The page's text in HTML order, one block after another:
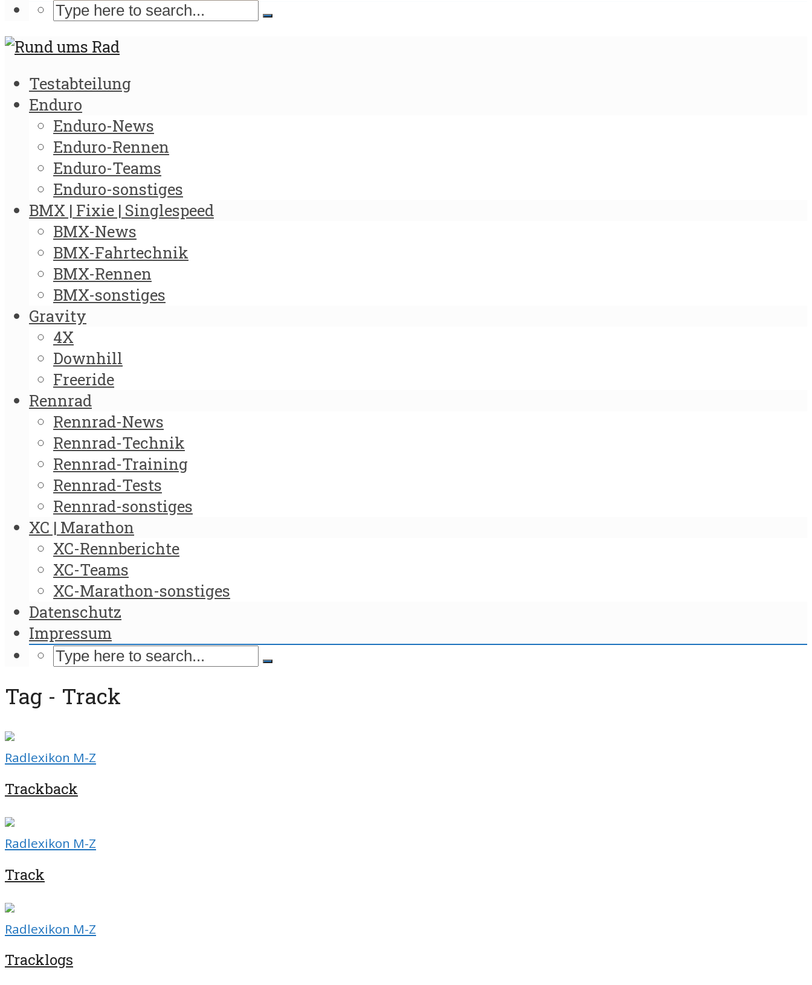
Testabteilung
Enduro
Enduro-News
Enduro-Rennen
Enduro-Teams
Enduro-sonstiges
BMX | Fixie | Singlespeed
BMX-News
BMX-Fahrtechnik
BMX-Rennen
BMX-sonstiges
Gravity
4X
Downhill
Freeride
Rennrad
Rennrad-News
Rennrad-Technik
Rennrad-Training
Rennrad-Tests
Rennrad-sonstiges
XC | Marathon
XC-Rennberichte
XC-Teams
XC-Marathon-sonstiges
Datenschutz
Impressum
Tag - Track
Radlexikon M-Z
Trackback
Radlexikon M-Z
Track
Radlexikon M-Z
Tracklogs